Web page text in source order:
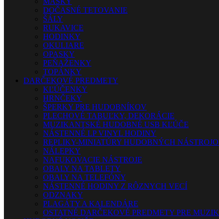
DOČASNÉ TETOVANIE
ŠÁLY
RUKAVICE
HODINKY
OKULIARE
OPASKY
PEŇAŽENKY
TOPÁNKY
DARČEKOVÉ PREDMETY
KĽÚČENKY
HRNČEKY
ŠPERKY PRE HUDOBNÍKOV
PLECHOVÉ TABUĽKY, DEKORÁCIE
MUZIKANTSKÉ HUDOBNÉ USB KĽÚČE
NÁSTENNÉ LP VINYL HODINY
REPLIKY-MINIATÚRY HUDOBNÝCH
NÁLEPKY
NAFUKOVACIE NÁSTROJE
OBALY NA TABLETY
OBALY NA TELEFÓNY
NÁSTENNÉ HODINY Z RÔZNYCH VECÍ
ODZNAKY
PLAGÁTY A KALENDÁRE
OSTATNÉ DARČEKOVÉ PREDMETY PRE